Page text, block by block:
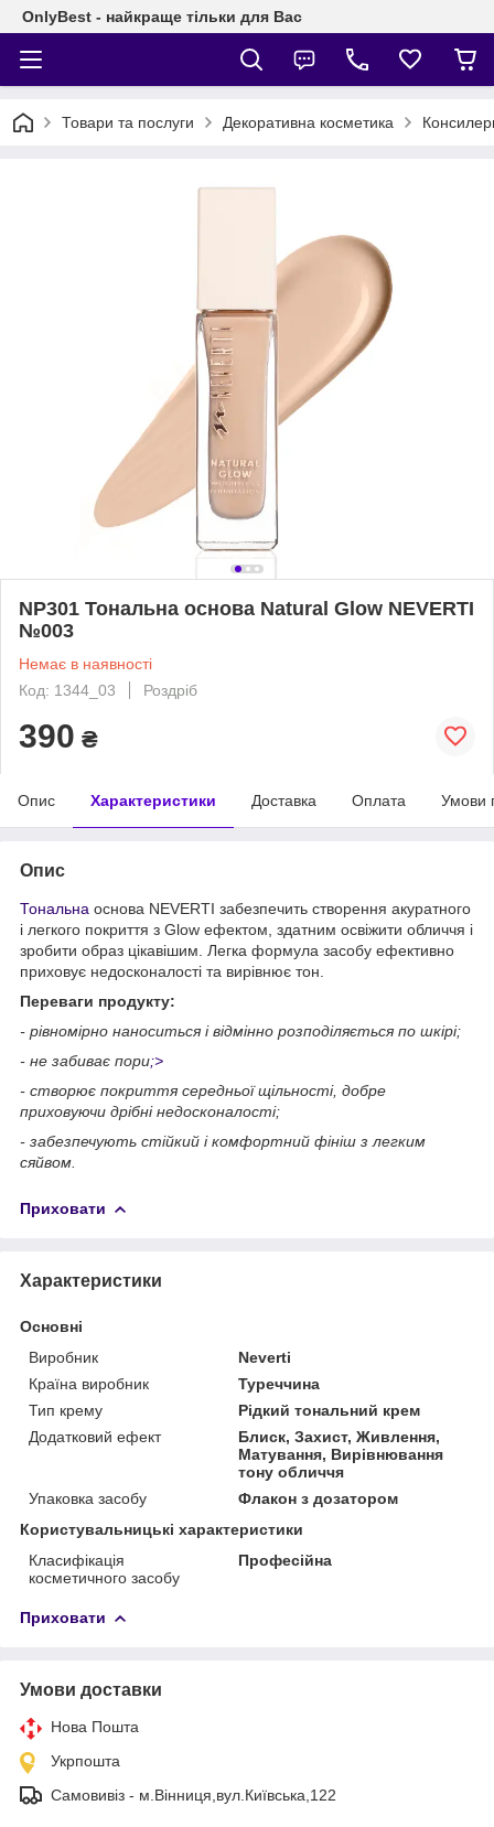
OnlyBest - найкраще тільки для Вас
Товари та послуги Декоративна косметика
NP301 Тональна основа Natural Glow NEVERTI
№003
Немає в наявності
Код: 1344_03
Роздріб
390 ₴
Опис Характеристики Доставка Оплата Умови
Опис
Тональна основа NEVERTI забезпечить створення акуратного
і легкого покриття з Glow ефектом, здатним освіжити обличчя і
зробити образ цікавішим. Легка формула засобу ефективно
приховує недосконалості та вирівнює тон.
Переваги продукту:
- рівномірно наноситься і відмінно розподіляється по шкірі;
- не забиває пори;>
- створює покриття середньої щільності, добре
приховуючи дрібні недосконалості;
- забезпечують стійкий і комфортний фініш з легким
сяйвом.
Приховати
Характеристики
Основні
Виробник
Neverti
Країна виробник
Туреччина
Тип крему
Рідкий тональний крем
Додатковий ефект
Блиск, Захист, Живлення,
Матування, Вирівнювання
тону обличчя
Упаковка засобу
Флакон з дозатором
Користувальницькі характеристики
Класифікація
косметичного засобу
Професійна
Приховати
Умови доставки
Нова Пошта
Укрпошта
Самовивіз - м.Вінниця,вул.Київська,122